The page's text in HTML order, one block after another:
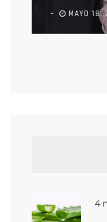
MAYO 18,
4